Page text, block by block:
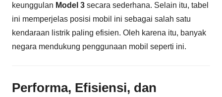
keunggulan Model 3 secara sederhana. Selain itu, tabel
ini memperjelas posisi mobil ini sebagai salah satu
kendaraan listrik paling efisien. Oleh karena itu, banyak
negara mendukung penggunaan mobil seperti ini.
Performa, Efisiensi, dan